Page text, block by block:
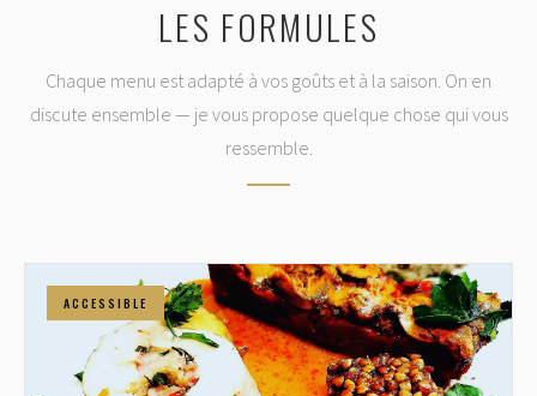
LES FORMULES
Chaque menu est adapté à vos goûts et à la saison. On en
discute ensemble — je vous propose quelque chose qui vous
ressemble.
ACCESSIBLE